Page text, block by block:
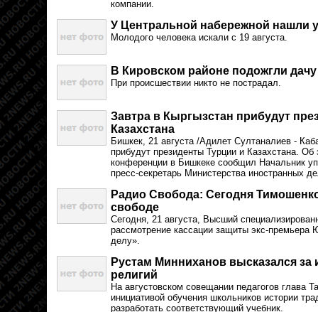
компании.
У Центральной набережной нашли
Молодого человека искали с 19 августа.
В Кировском районе подожгли дачу
При происшествии никто не пострадал.
Завтра в Кыргызстан прибудут
Казахстана
Бишкек, 21 августа /Адилет Султаналиев -
прибудут президенты Турции и Казахстана. Об
конференции в Бишкеке сообщил Начальник
пресс-секретарь Министерства иностранных
Радио Свобода: Сегодня
свободе
Сегодня, 21 августа, Высший
рассмотрение кассации защиты экс-премьера
делу».
Рустам Минниханов высказался за
религий
На августовском совещании педагогов глава
инициативой обучения школьников истории
разработать соответствующий учебник.